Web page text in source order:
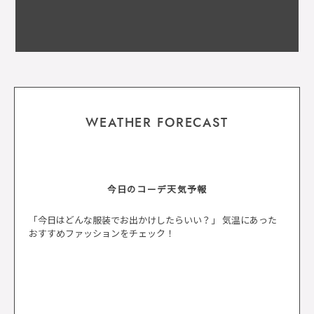
WEATHER FORECAST
今日のコーデ天気予報
「今日はどんな服装でお出かけしたらいい？」 気温にあった
おすすめファッションをチェック！